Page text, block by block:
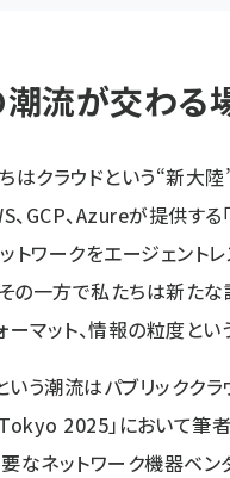
潮流が交わる
はクラウドという“新大
、GCP、Azureが提供
トワークをエージェン
その一方で私たちは新た
マット、情報の粒度とい
という潮流はパブリック
2025」において筆者
なネットワーク機器ベ